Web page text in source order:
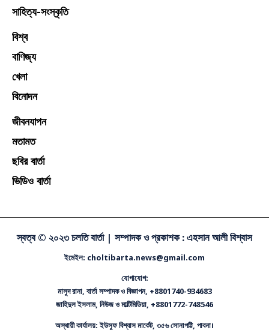
সাহিত্য-সংস্কৃতি
বিশ্ব
বাণিজ্য
খেলা
বিনোদন
জীবনযাপন
মতামত
ছবির বার্তা
ভিডিও বার্তা
স্বত্ব © ২০২৩ চলতি বার্তা | সম্পাদক ও প্রকাশক : এহসান আলী বিশ্বাস
ইমেইল: choltibarta.news@gmail.com
যোগাযোগ:
মাসুদ রানা, বার্তা সম্পাদক ও বিজ্ঞাপন, +8801740-934683
জাহিদুল ইসলাম, নিউজ ও মাল্টিমিডিয়া, +8801772-748546
অস্থায়ী কার্যালয়: ইউসুফ বিশ্বাস মার্কেট, ৩৫৬ সোনাপট্টি, পাবনা।